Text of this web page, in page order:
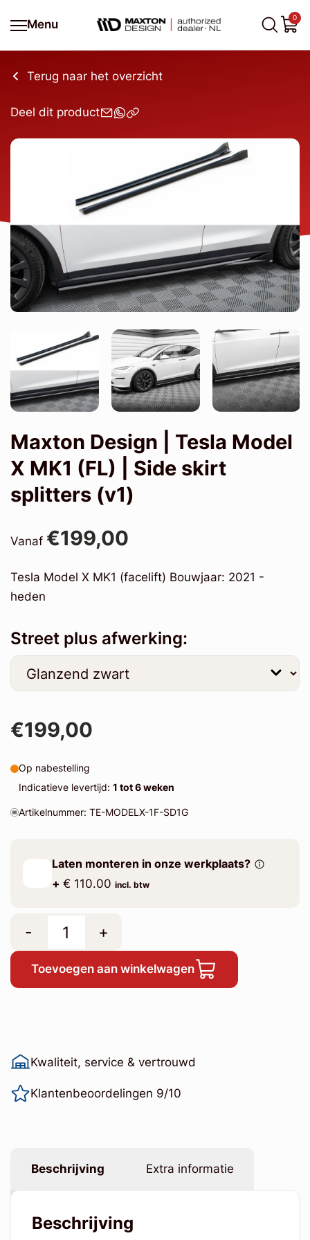
Menu
0
Terug naar het overzicht
Deel dit product
Maxton Design | Tesla Model
X MK1 (FL) | Side skirt
splitters (v1)
Vanaf €199,00
Tesla Model X MK1 (facelift) Bouwjaar: 2021 -
heden
Street plus afwerking:
€199,00
Op nabestelling
Indicatieve levertijd: 1 tot 6 weken
Artikelnummer: TE-MODELX-1F-SD1G
Laten monteren in onze werkplaats?
+ € 110.00 incl. btw
- +
Toevoegen aan winkelwagen
Kwaliteit, service & vertrouwd
Klantenbeoordelingen 9/10
Beschrijving Extra informatie
Beschrijving